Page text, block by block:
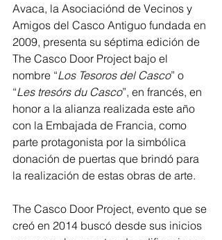
Avaca, la Asociaciónd de Vecinos y
Amigos del Casco Antiguo fundada en
2009, presenta su séptima edición de
The Casco Door Project bajo el
nombre “Los Tesoros del Casco” o
“Les tresórs du Casco”, en francés, en
honor a la alianza realizada este año
con la Embajada de Francia, como
parte protagonista por la simbólica
donación de puertas que brindó para
la realización de estas obras de arte.
The Casco Door Project, evento que se
creó en 2014 buscó desde sus inicios